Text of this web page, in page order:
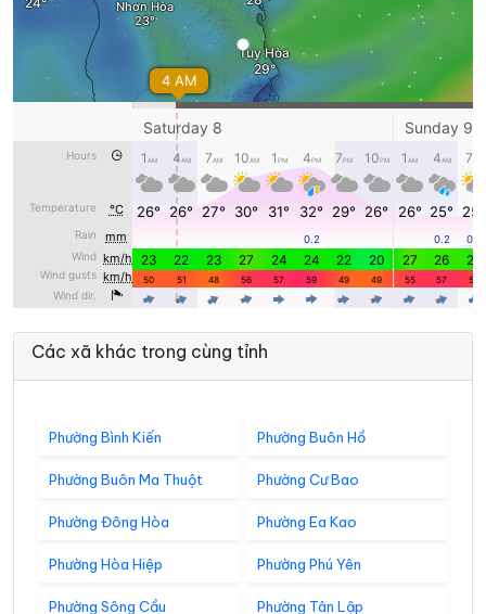
Các xã khác trong cùng tỉnh
Phường Bình Kiến Phường Buôn Hồ
Phường Buôn Ma Thuột Phường Cư Bao
Phường Đông Hòa Phường Ea Kao
Phường Hòa Hiệp Phường Phú Yên
Phường Sông Cầu Phường Tân Lập